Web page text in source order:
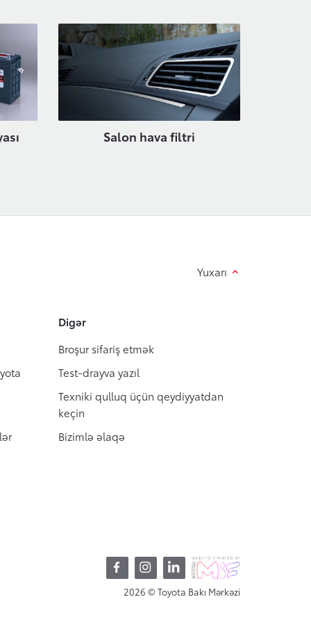
Salon hava filtri
Yuxarı
Digər
Broşur sifariş etmək
Test-drayva yazıl
Texniki qulluq üçün qeydiyyatdan
keçin
Bizimlə əlaqə
2026 © Toyota Bakı Mərkəzi